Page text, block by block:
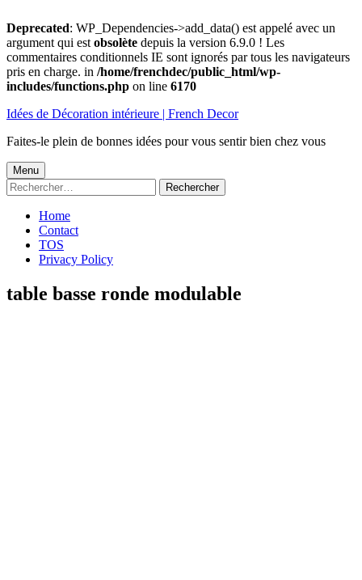
Deprecated: WP_Dependencies->add_data() est appelé avec un
argument qui est obsolète depuis la version 6.9.0 ! Les
commentaires conditionnels IE sont ignorés par tous les navigateurs
pris en charge. in /home/frenchdec/public_html/wp-
includes/functions.php on line 6170
au
Idées de Décoration intérieure | French Decor
Faites-le plein de bonnes idées pour vous sentir bien chez vous
Menu
principal
Menu
Rechercher :
Home
Contact
TOS
Privacy Policy
table basse ronde modulable